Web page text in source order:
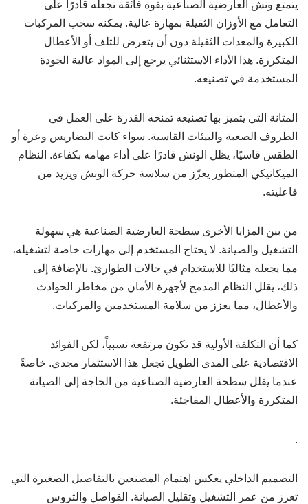
يتمتع ونش العارضية الصناعية بقوة فائقة تجعله قادرًا على
التعامل مع الأوزان الثقيلة بمهارة عالية. يمكنه سحب المركبات
الكبيرة والمعدات الثقيلة دون أن يتعرض للتلف أو الأعطال
المتكررة. هذا الأداء الاستثنائي يرجع إلى المواد عالية الجودة
المستخدمة في تصنيعه.
المتانة التي يتميز بها تصنيعه تمنحه القدرة على العمل في
الظروف الصعبة والبيئات القاسية. سواء كانت التضاريس وعرة أو
الطقس قاسيًا، يظل الونش قادرًا على أداء مهامه بكفاءة. النظام
الميكانيكي المتطور يعزّز من سلاسة حركة الونش ويزيد من
فاعليته.
من بين المزايا الأخرى سطحة العارضية الصناعية هي سهولة
التشغيل والصيانة. لا يحتاج المستخدم إلى مهارات خاصة لتشغيله،
مما يجعله مثاليًا للاستخدام في حالات الطوارئ. بالإضافة إلى
ذلك، يقلل النظام المدمج لأجهزة الأمان من مخاطر الحوادث
والأعطال، مما يعزز من سلامة المستخدمين والمركبات.
كما أن التكلفة الأولية قد تكون مرتفعة نسبياً، لكن الفوائد
الاقتصادية على المدى الطويل تجعل هذا الاستثمار مجدي. خاصةً
عندما يقلل سطحة العارضية الصناعية من الحاجة إلى الصيانة
المتكررة والأعطال المفاجئة.
.
التصميم الداخلي يعكس اهتمام المصنعين بالتفاصيل الصغيرة التي
تعزز من عمر التشغيل وتقليل الصيانة. الفواصل والتروس